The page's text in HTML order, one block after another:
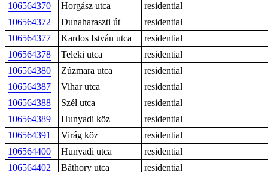
106564370
Horgász utca
residential
106564372
Dunaharaszti út
residential
106564377
Kardos István utca
residential
106564378
Teleki utca
residential
106564380
Zúzmara utca
residential
106564387
Vihar utca
residential
106564388
Szél utca
residential
106564389
Hunyadi köz
residential
106564391
Virág köz
residential
106564400
Hunyadi utca
residential
106564402
Báthory utca residential